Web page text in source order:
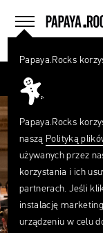
menu
home
Papaya.Rocks
Papaya.Rocks
naszą Polityką
używanych przez
korzystania i ich
partnerach. Jeśli
instalację
urządzeniu w celu
Czego
szukasz?